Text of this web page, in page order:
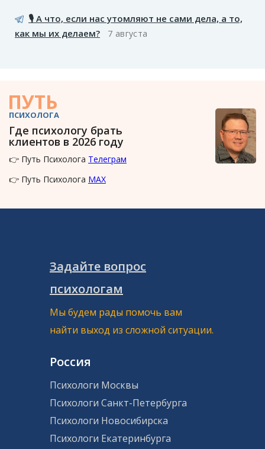
🎙️ А что, если нас утомляют не сами дела, а то,
как мы их делаем?
7 августа
ПУТЬ
ПСИХОЛОГА
Где психологу брать
клиентов в 2026 году
👉 Путь Психолога Телеграм
👉 Путь Психолога MAX
Задайте вопрос
психологам
Мы будем рады помочь вам
найти выход из сложной ситуации.
Россия
Психологи Москвы
Психологи Санкт-Петербурга
Психологи Новосибирска
Психологи Екатеринбурга